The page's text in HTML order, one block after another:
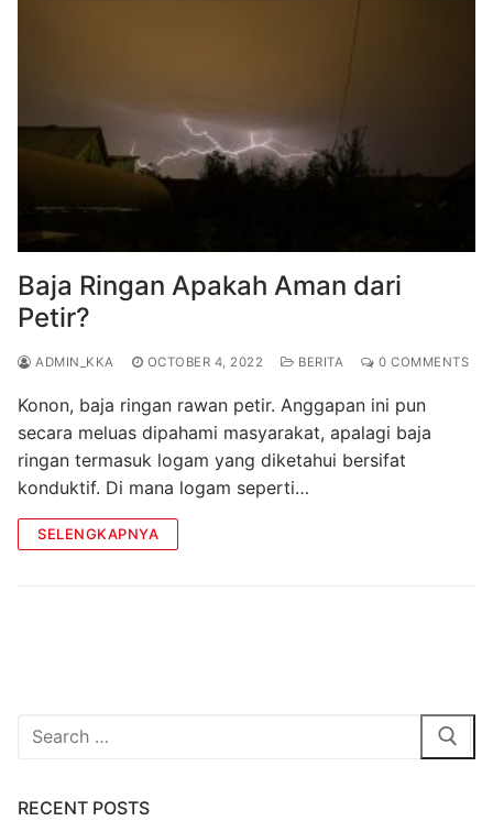
Baja Ringan Apakah Aman dari
Petir?
ADMIN_KKA OCTOBER 4, 2022 BERITA 0 COMMENTS
Konon, baja ringan rawan petir. Anggapan ini pun
secara meluas dipahami masyarakat, apalagi baja
ringan termasuk logam yang diketahui bersifat
konduktif. Di mana logam seperti…
SELENGKAPNYA
RECENT POSTS